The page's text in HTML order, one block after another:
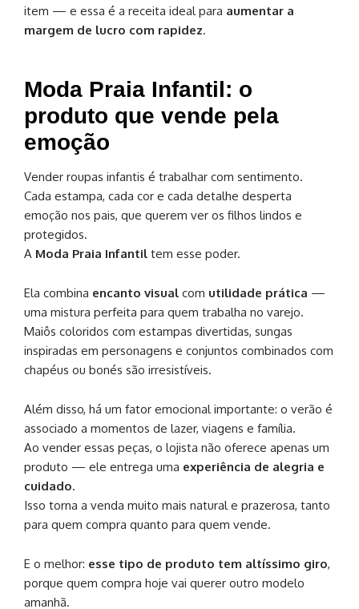
item — e essa é a receita ideal para aumentar a
margem de lucro com rapidez.
Moda Praia Infantil: o
produto que vende pela
emoção
Vender roupas infantis é trabalhar com sentimento.
Cada estampa, cada cor e cada detalhe desperta
emoção nos pais, que querem ver os filhos lindos e
protegidos.
A Moda Praia Infantil tem esse poder.
Ela combina encanto visual com utilidade prática —
uma mistura perfeita para quem trabalha no varejo.
Maiôs coloridos com estampas divertidas, sungas
inspiradas em personagens e conjuntos combinados com
chapéus ou bonés são irresistíveis.
Além disso, há um fator emocional importante: o verão é
associado a momentos de lazer, viagens e família.
Ao vender essas peças, o lojista não oferece apenas um
produto — ele entrega uma experiência de alegria e
cuidado.
Isso torna a venda muito mais natural e prazerosa, tanto
para quem compra quanto para quem vende.
E o melhor: esse tipo de produto tem altíssimo giro,
porque quem compra hoje vai querer outro modelo
amanhã.